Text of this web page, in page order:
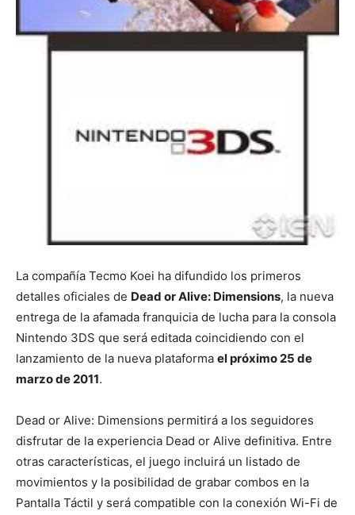
La compañía Tecmo Koei ha difundido los primeros
detalles oficiales de Dead or Alive: Dimensions, la nueva
entrega de la afamada franquicia de lucha para la consola
Nintendo 3DS que será editada coincidiendo con el
lanzamiento de la nueva plataforma el próximo 25 de
marzo de 2011.
Dead or Alive: Dimensions permitirá a los seguidores
disfrutar de la experiencia Dead or Alive definitiva. Entre
otras características, el juego incluirá un listado de
movimientos y la posibilidad de grabar combos en la
Pantalla Táctil y será compatible con la conexión Wi-Fi de